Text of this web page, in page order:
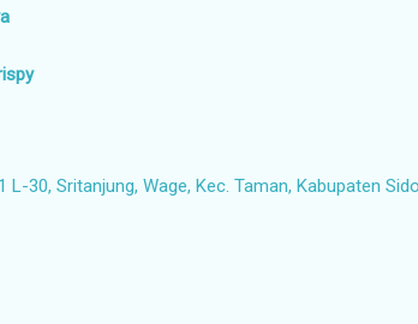
L-30, Sritanjung, Wage, Kec. Taman, Kabupaten